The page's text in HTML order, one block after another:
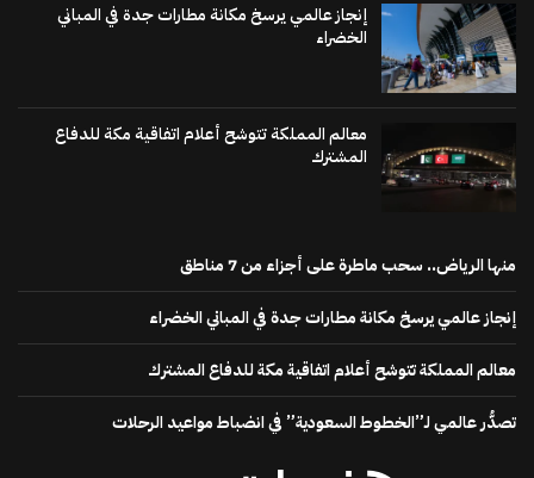
إنجاز عالمي يرسخ مكانة مطارات جدة في المباني
الخضراء
معالم المملكة تتوشح أعلام اتفاقية مكة للدفاع
المشترك
منها الرياض.. سحب ماطرة على أجزاء من 7 مناطق
إنجاز عالمي يرسخ مكانة مطارات جدة في المباني الخضراء
معالم المملكة تتوشح أعلام اتفاقية مكة للدفاع المشترك
تصدُّر عالمي لـ”الخطوط السعودية” في انضباط مواعيد الرحلات